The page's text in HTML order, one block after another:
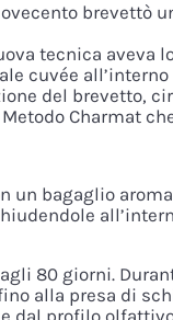
brevettò
tecnica aveva
cuvée
del brevetto,
Charmat
un bagaglio
80 giorni.
alla presa di